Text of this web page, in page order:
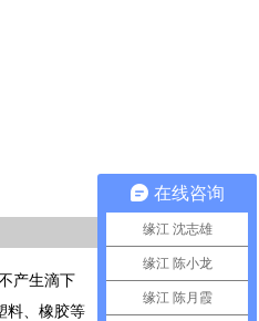
产生滴下
料、橡胶等
在线咨询
缘江 沈志雄
缘江 陈小龙
缘江 陈月霞